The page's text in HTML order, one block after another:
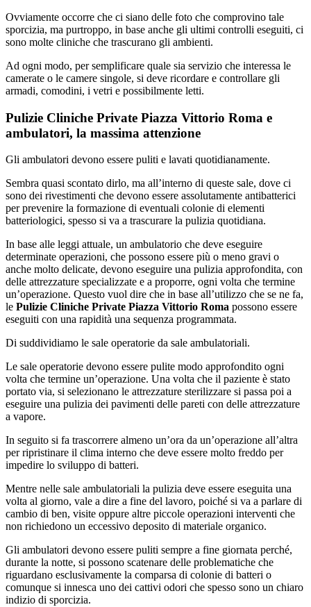
Ovviamente occorre che ci siano delle foto che comprovino tale
sporcizia, ma purtroppo, in base anche gli ultimi controlli eseguiti, ci
sono molte cliniche che trascurano gli ambienti.
Ad ogni modo, per semplificare quale sia servizio che interessa le
camerate o le camere singole, si deve ricordare e controllare gli
armadi, comodini, i vetri e possibilmente letti.
Pulizie Cliniche Private Piazza Vittorio Roma e
ambulatori, la massima attenzione
Gli ambulatori devono essere puliti e lavati quotidianamente.
Sembra quasi scontato dirlo, ma all’interno di queste sale, dove ci
sono dei rivestimenti che devono essere assolutamente antibatterici
per prevenire la formazione di eventuali colonie di elementi
batteriologici, spesso si va a trascurare la pulizia quotidiana.
In base alle leggi attuale, un ambulatorio che deve eseguire
determinate operazioni, che possono essere più o meno gravi o
anche molto delicate, devono eseguire una pulizia approfondita, con
delle attrezzature specializzate e a proporre, ogni volta che termine
un’operazione. Questo vuol dire che in base all’utilizzo che se ne fa,
le Pulizie Cliniche Private Piazza Vittorio Roma possono essere
eseguiti con una rapidità una sequenza programmata.
Di suddividiamo le sale operatorie da sale ambulatoriali.
Le sale operatorie devono essere pulite modo approfondito ogni
volta che termine un’operazione. Una volta che il paziente è stato
portato via, si selezionano le attrezzature sterilizzare si passa poi a
eseguire una pulizia dei pavimenti delle pareti con delle attrezzature
a vapore.
In seguito si fa trascorrere almeno un’ora da un’operazione all’altra
per ripristinare il clima interno che deve essere molto freddo per
impedire lo sviluppo di batteri.
Mentre nelle sale ambulatoriali la pulizia deve essere eseguita una
volta al giorno, vale a dire a fine del lavoro, poiché si va a parlare di
cambio di ben, visite oppure altre piccole operazioni interventi che
non richiedono un eccessivo deposito di materiale organico.
Gli ambulatori devono essere puliti sempre a fine giornata perché,
durante la notte, si possono scatenare delle problematiche che
riguardano esclusivamente la comparsa di colonie di batteri o
comunque si innesca uno dei cattivi odori che spesso sono un chiaro
indizio di sporcizia.